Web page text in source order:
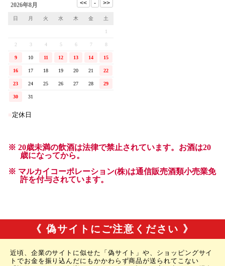
《 偽サイトにご注意ください 》
近頃、企業のサイトに似せた「偽サイト」や、ショッピングサイ
トでお金を振り込んだにもかかわらず商品が送られてこない